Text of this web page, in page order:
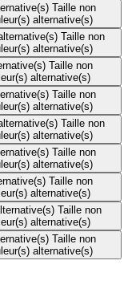
Taille non
alternative(s)
Taille non
alternative(s)
Taille non
alternative(s)
Taille non
alternative(s)
Taille non
alternative(s)
Taille non
alternative(s)
Taille non
alternative(s)
Taille non
alternative(s)
Taille non
alternative(s)